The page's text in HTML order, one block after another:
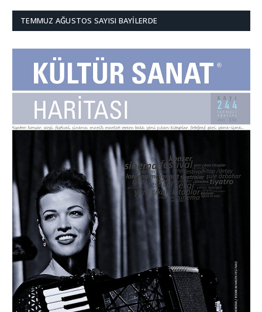
TEMMUZ AĞUSTOS SAYISI BAYILERDE